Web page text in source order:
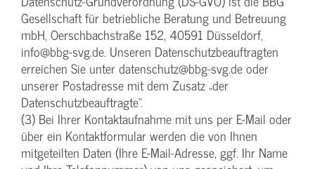
Gesellschaft für betriebliche Beratung und Betreuung
mbH, Oerschbachstraße 152, 40591 Düsseldorf,
info@bbg-svg.de. Unseren Datenschutzbeauftragten
erreichen Sie unter datenschutz@bbg-svg.de oder
unserer Postadresse mit dem Zusatz „der
Datenschutzbeauftragte“.
(3) Bei Ihrer Kontaktaufnahme mit uns per E-Mail oder
über ein Kontaktformular werden die von Ihnen
mitgeteilten Daten (Ihre E-Mail-Adresse, ggf. Ihr Name